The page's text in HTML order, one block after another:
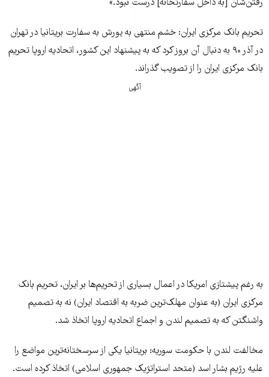
رفتن‌شان [به داخل سفارتخانه] درست نبود.»
تحریم بانک مرکزی ایران: خشم منتهی به یورش به سفارت بریتانیا در تهران
در آذر ۹۰ به دنبال آن بروز کرد که به پیشنهاد این کشور، اتحادیه اروپا تحریم
بانک مرکزی ایران را از تصویب گذراند.
آگهی
به رغم پیشتازی امریکا در اعمال بسیاری از تحریم‌ها بر ایران، تحریم بانک
مرکزی ایران (به عنوان مهلک‌ترین ضربه به اقتصاد ایران) نه به تصمیم
واشنگتن که به تصمیم لندن و اجماع اتحادیه اروپا اتخاذ شد.
مخالفت لندن با حکومت سوریه: بریتانیا یکی از سرسختانه‌ترین مواضع را
علیه رژیم بشار اسد (متحد استراتژیک جمهوری اسلامی) اتخاذ کرده است.